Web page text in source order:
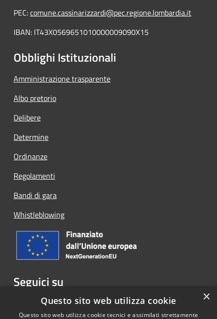
PEC:comune.cassinarizzardi@pec.regione.lombardia.it
IBAN: IT43X0569651010000009090X15
Obblighi Istituzionali
Amministrazione trasparente
Albo pretorio
Delibere
Determine
Ordinanze
Regolamenti
Bandi di gara
Whistleblowing
Seguici su
Facebook ×
Questo sito web utilizza cookie
Questo sito web utilizza cookie tecnici e assimilati strettamente